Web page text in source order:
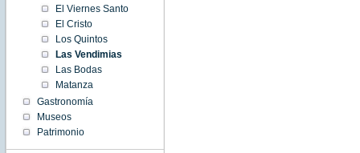
El Viernes Santo
El Cristo
Los Quintos
Las Vendimias
Las Bodas
Matanza
Gastronomía
Museos
Patrimonio